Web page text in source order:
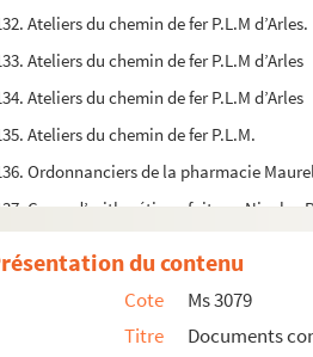
Ateliers du chemin de fer P.L.M
Ateliers du chemin de fer P.L.M d’Arles
Ateliers du chemin de fer P.L.M d’Arles
Ateliers du chemin de fer P.L.M.
Ordonnanciers de la pharmacie
Cours d’arithmétique fait par Nicolas
Textes de Jean-Marie Magnan
du contenu
Cote
Ms 3079
Titre
Documents